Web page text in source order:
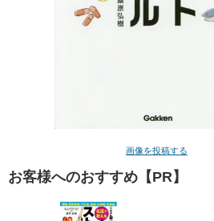
画像を投稿する
お客様へのおすすめ【PR】